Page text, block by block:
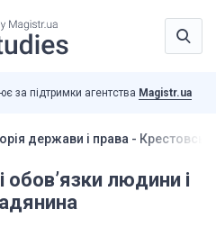
за підтримки агентства Magistr.ua
держави і права -
людини і